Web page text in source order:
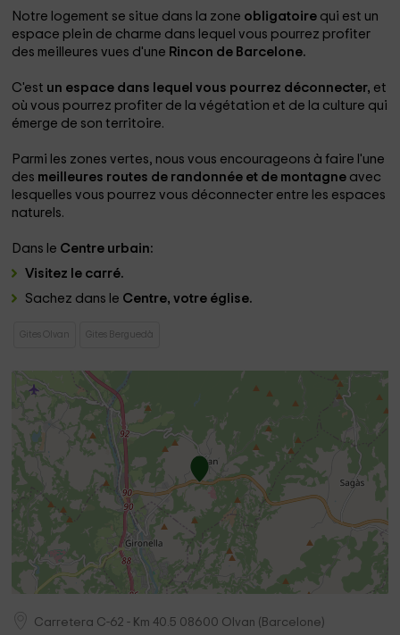
Notre logement se situe dans la zone obligatoire qui est un
espace plein de charme dans lequel vous pourrez profiter
des meilleures vues d'une Rincon de Barcelone.
C'est un espace dans lequel vous pourrez déconnecter, et
où vous pourrez profiter de la végétation et de la culture qui
émerge de son territoire.
Parmi les zones vertes, nous vous encourageons à faire l'une
des meilleures routes de randonnée et de montagne avec
lesquelles vous pourrez vous déconnecter entre les espaces
naturels.
Dans le Centre urbain:
Visitez le carré.
Sachez dans le Centre, votre église.
Gites Olvan Gites Berguedà
Carretera C-62 - Km 40.5 08600 Olvan ( Barcelone)